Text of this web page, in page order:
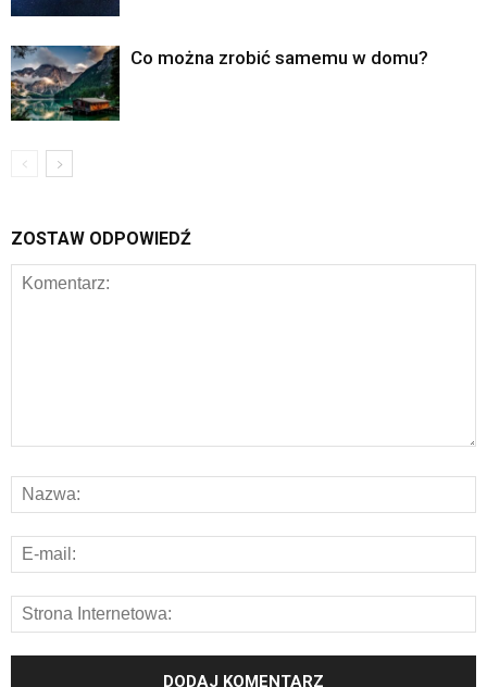
Co można zrobić samemu w domu?
ZOSTAW ODPOWIEDŹ